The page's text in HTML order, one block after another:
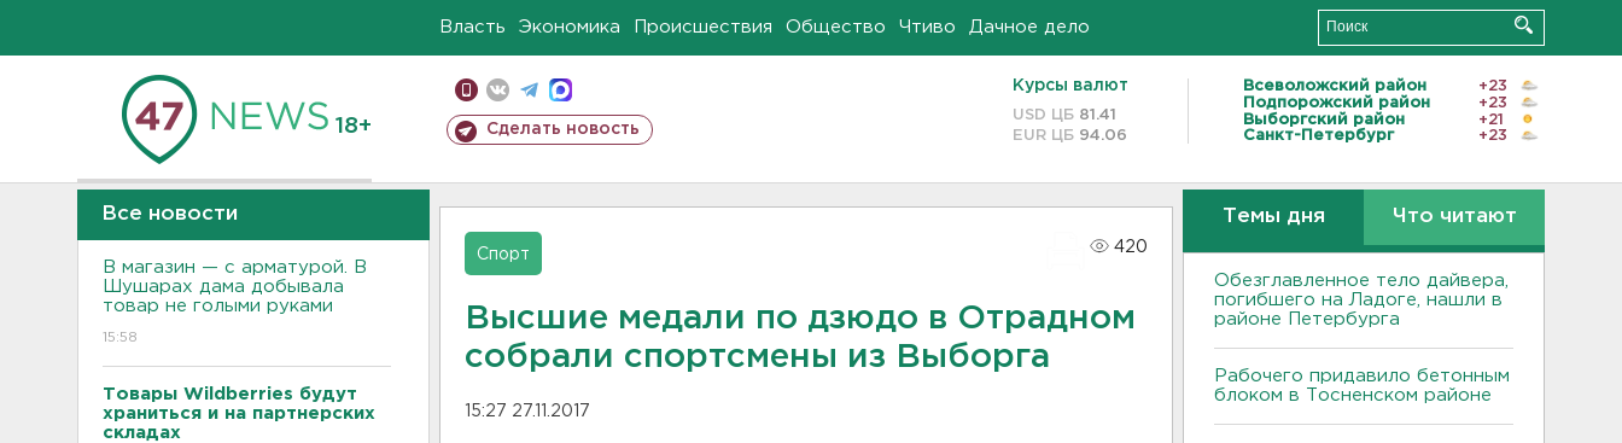
Власть Экономика Происшествия Общество Чтиво Дачное дело
18+ Сделать новость
Курсы валют
USD ЦБ 81.41
EUR ЦБ 94.06
Всеволожский район
+23
Подпорожский район
+23
Выборгский район
+21
Санкт-Петербург
+23
Все новости
В магазин — с арматурой. В
Шушарах дама добывала
товар не голыми руками
15:58
Товары Wildberries будут
храниться и на партнерских
складах
Спорт
420
Высшие медали по дзюдо в Отрадном
собрали спортсмены из Выборга
15:27 27.11.2017
Темы дня Что читают
Обезглавленное тело дайвера,
погибшего на Ладоге, нашли в
районе Петербурга
Рабочего придавило бетонным
блоком в Тосненском районе